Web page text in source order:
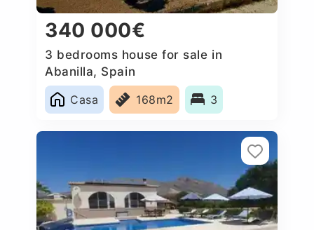
340 000€
3 bedrooms house for sale in
Abanilla, Spain
Casa
168m2 3